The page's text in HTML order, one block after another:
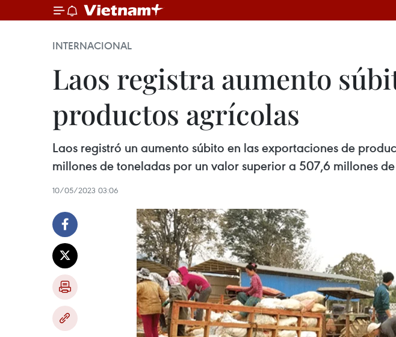
INTERNACIONAL
Laos registra aumento
productos agrícolas
Laos registró un aumento súbito en las exportaciones de
millones de toneladas por un valor superior a 507,6 millones
10/05/2023 03:06